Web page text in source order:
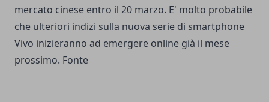
mercato cinese entro il 20 marzo. E' molto probabile
che ulteriori indizi sulla nuova serie di smartphone
Vivo inizieranno ad emergere online già il mese
prossimo. Fonte